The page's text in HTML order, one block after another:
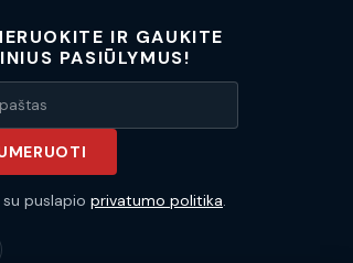
IR GAUKITE
PASIŪLYMUS!
puslapio privatumo politika.